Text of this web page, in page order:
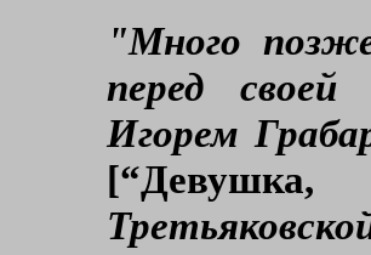
"Много
перед
Игорем
[“Девушка,